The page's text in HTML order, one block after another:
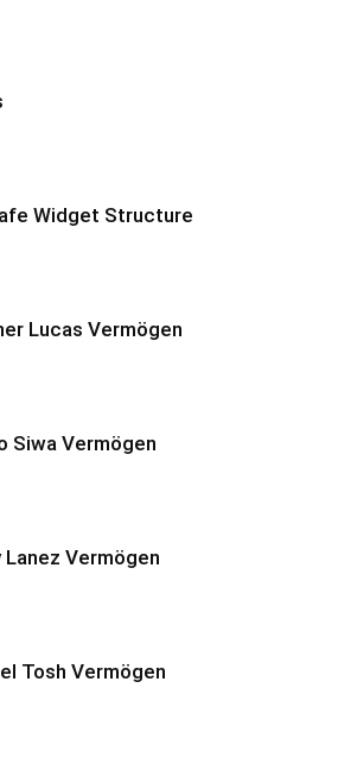
Widget Structure
Lucas Vermögen
Siwa Vermögen
Lanez Vermögen
Tosh Vermögen